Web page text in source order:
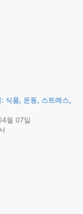
식품, 운동, 스트레스,
월 07일